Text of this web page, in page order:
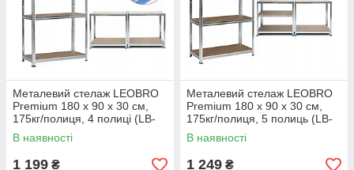
Металевий стелаж LEOBRO
Premium 180 х 90 х 30 см,
175кг/полиця, 4 полиці (LB-
R101)
В наявності
1 199 ₴
Металевий стелаж LEOBRO
Premium 180 х 90 х 30 см,
175кг/полиця, 5 полиць (LB-
R103)
В наявності
1 249 ₴